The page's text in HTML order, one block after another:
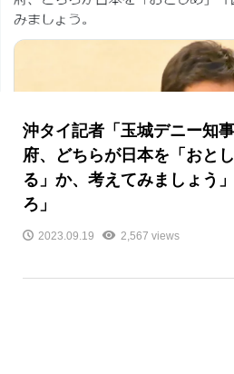
沖タイ記者「玉城デニー知
府、どちらが日本を「おと
る」か、考えてみましょう
ろ」
2023.09.19 2,567 views